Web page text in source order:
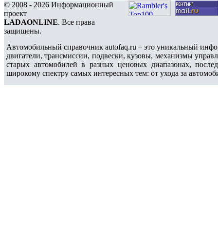
© 2008 - 2026 Информационный
проект
LADAONLINE. Все права
защищены.
Автомобильный справочник autofaq.ru – это уникальный
двигатели, трансмиссии, подвески, кузовы, механизмы
старых автомобилей в разных ценовых диапазонах,
широкому спектру самых интересных тем: от ухода за